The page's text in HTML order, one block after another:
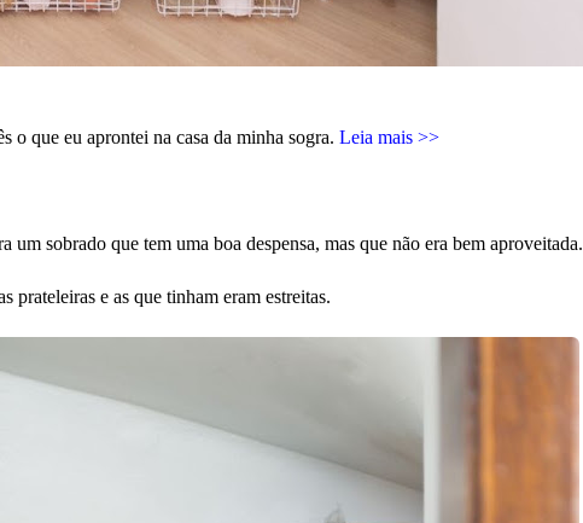
o que eu aprontei na casa da minha sogra. Leia mais >>
um sobrado que tem uma boa despensa, mas que não era bem aproveitada.
prateleiras e as que tinham eram estreitas.